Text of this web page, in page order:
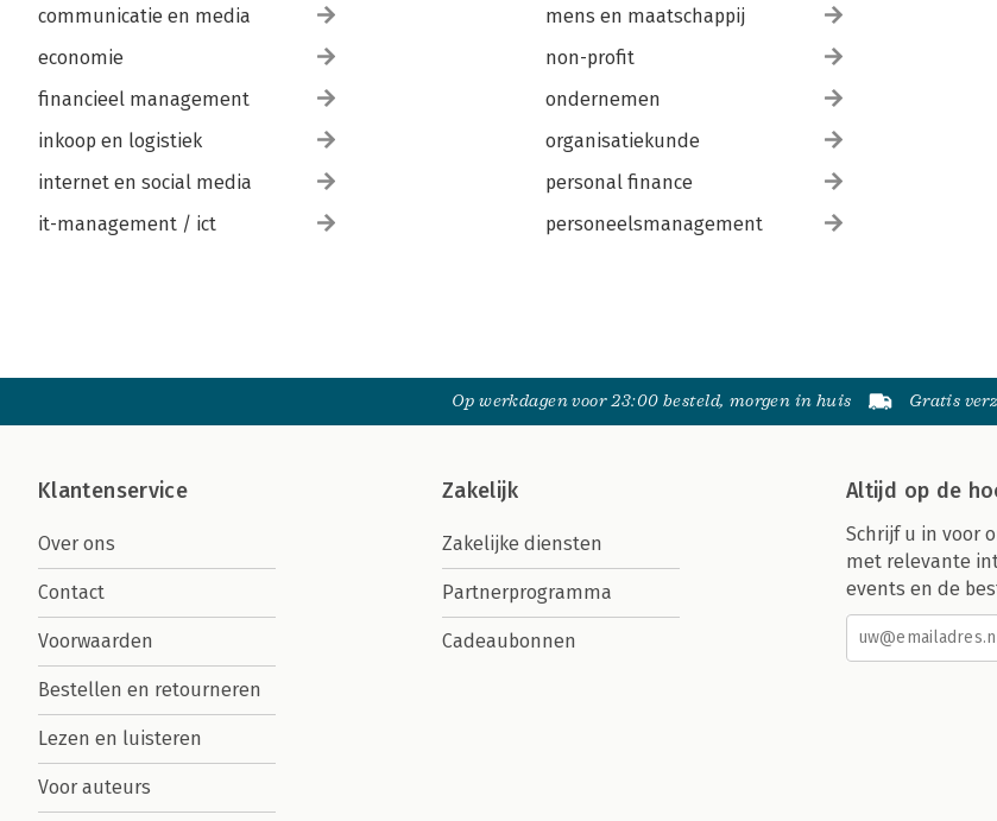
communicatie en media
economie
financieel management
inkoop en logistiek
internet en social media
it-management / ict
mens en maatschappij
non-profit
ondernemen
organisatiekunde
personal finance
personeelsmanagement
Op werkdagen voor 23:00 besteld, morgen in huis Gratis
Klantenservice
Over ons
Contact
Voorwaarden
Bestellen en retourneren
Lezen en luisteren
Voor auteurs
Zakelijk
Zakelijke diensten
Partnerprogramma
Cadeaubonnen
Altijd op de
Schrijf u in voor
met relevante
events en de